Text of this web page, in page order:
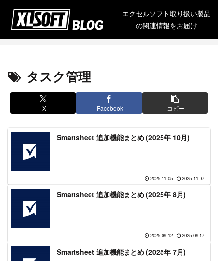
エクセルソフト取り扱い製品
の関連情報をお届け
タスク管理
X Facebook コピー
Smartsheet 追加機能まとめ (2025年 10月)
2025.11.05 2025.11.07
Smartsheet 追加機能まとめ (2025年 8月)
2025.09.12 2025.09.17
Smartsheet 追加機能まとめ (2025年 7月)